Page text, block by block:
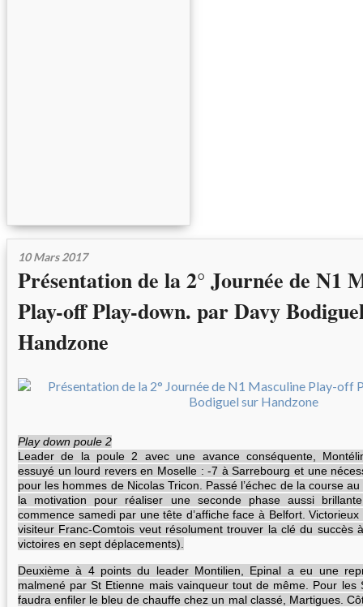
10 Mars 2017
Présentation de la 2° Journée de N1
Play-off Play-down. par Davy
Handzone
Play down poule 2
Leader de la poule 2 avec une avance conséquente,
essuyé un lourd revers en Moselle : -7 à Sarrebourg et une
pour les hommes de Nicolas Tricon. Passé l’échec de la course
la motivation pour réaliser une seconde phase aussi
commence samedi par une tête d’affiche face à Belfort.
visiteur Franc-Comtois veut résolument trouver la clé du succès
victoires en sept déplacements).
Deuxième à 4 points du leader Montilien, Epinal a eu une
malmené par St Etienne mais vainqueur tout de même. Pour les
faudra enfiler le bleu de chauffe chez un mal classé, Martigues.